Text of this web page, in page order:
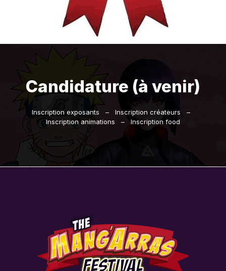
Candidature (à venir)
Inscription exposants – Inscription créateurs –
Inscription animations – Inscription food